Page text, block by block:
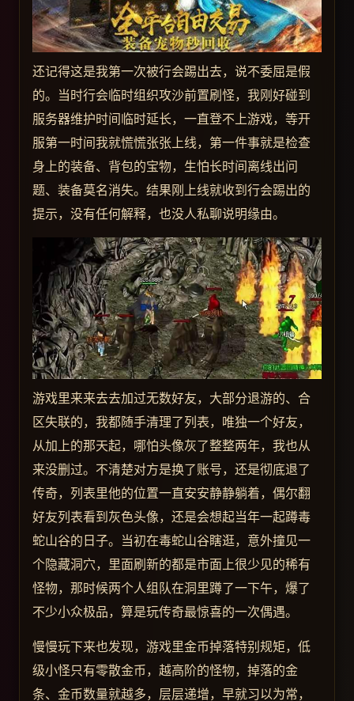
还记得这是我第一次被行会踢出去，说不委屈是假
的。当时行会临时组织攻沙前置刷怪，我刚好碰到
服务器维护时间临时延长，一直登不上游戏，等开
服第一时间我就慌慌张张上线，第一件事就是检查
身上的装备、背包的宝物，生怕长时间离线出问
题、装备莫名消失。结果刚上线就收到行会踢出的
提示，没有任何解释，也没人私聊说明缘由。
游戏里来来去去加过无数好友，大部分退游的、合
区失联的，我都随手清理了列表，唯独一个好友，
从加上的那天起，哪怕头像灰了整整两年，我也从
来没删过。不清楚对方是换了账号，还是彻底退了
传奇，列表里他的位置一直安安静静躺着，偶尔翻
好友列表看到灰色头像，还是会想起当年一起蹲毒
蛇山谷的日子。当初在毒蛇山谷瞎逛，意外撞见一
个隐藏洞穴，里面刷新的都是市面上很少见的稀有
怪物，那时候两个人组队在洞里蹲了一下午，爆了
不少小众极品，算是玩传奇最惊喜的一次偶遇。
慢慢玩下来也发现，游戏里金币掉落特别规矩，低
级小怪只有零散金币，越高阶的怪物，掉落的金
条、金币数量就越多，层层递增，早就习以为常，